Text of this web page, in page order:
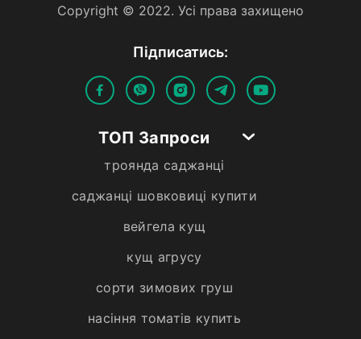
Copyright © 2022. Усi права захищено
Пiдписатись:
ТОП Запроси
троянда саджанці
саджанці шовковиці купити
вейгела кущ
кущ агрусу
сорти зимових груш
насіння томатів купить